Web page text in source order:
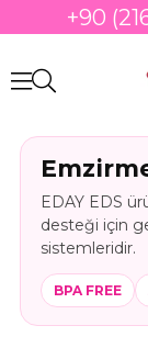
+90
EDAY EDS
desteği için
sistemleridir.
BPA FREE